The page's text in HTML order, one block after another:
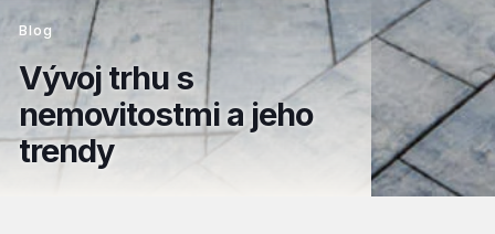
Blog
Vývoj trhu s
nemovitostmi a jeho
trendy